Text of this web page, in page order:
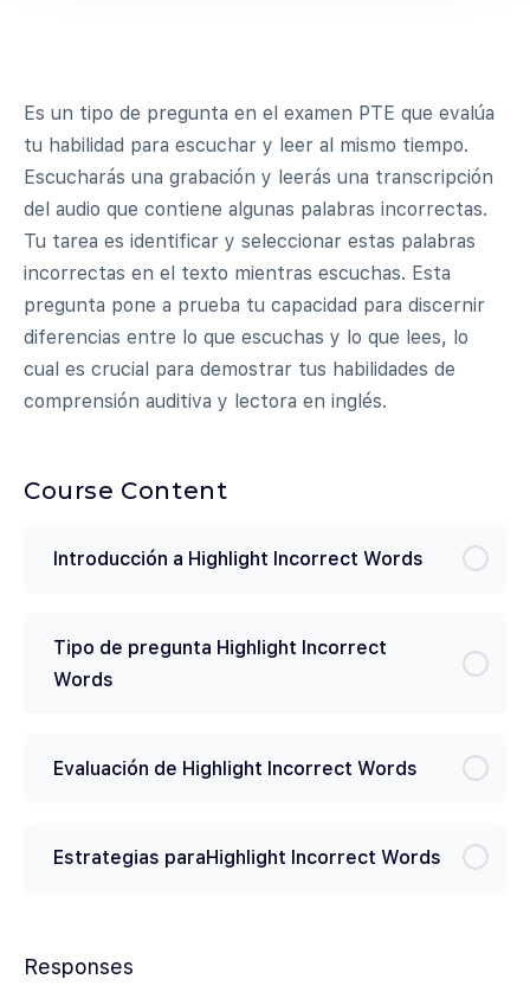
Es un tipo de pregunta en el examen PTE que evalúa
tu habilidad para escuchar y leer al mismo tiempo.
Escucharás una grabación y leerás una transcripción
del audio que contiene algunas palabras incorrectas.
Tu tarea es identificar y seleccionar estas palabras
incorrectas en el texto mientras escuchas. Esta
pregunta pone a prueba tu capacidad para discernir
diferencias entre lo que escuchas y lo que lees, lo
cual es crucial para demostrar tus habilidades de
comprensión auditiva y lectora en inglés.
Course Content
Introducción a Highlight Incorrect Words
Tipo de pregunta Highlight Incorrect
Words
Evaluación de Highlight Incorrect Words
Estrategias paraHighlight Incorrect Words
Responses